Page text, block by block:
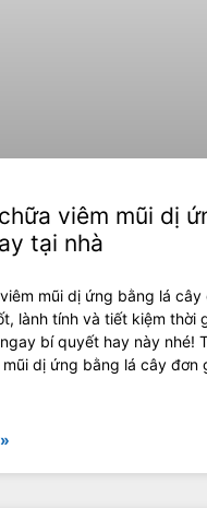
viêm mũi dị
tại nhà
mũi dị ứng bằng lá
lành tính và tiết kiệm thời
bí quyết hay này nhé!
dị ứng bằng lá cây đơn